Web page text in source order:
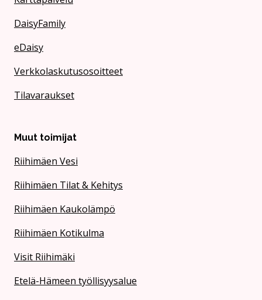
DaisyFamily
eDaisy
Verkkolaskutusosoitteet
Tilavaraukset
Muut toimijat
Riihimäen Vesi
Riihimäen Tilat & Kehitys
Riihimäen Kaukolämpö
Riihimäen Kotikulma
Visit Riihimäki
Etelä-Hämeen työllisyysalue